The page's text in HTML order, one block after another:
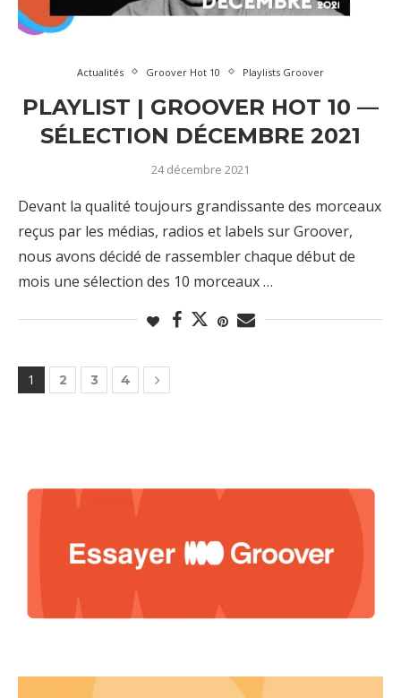
Actualités Groover Hot 10 Playlists Groover
PLAYLIST | GROOVER HOT 10 —
SÉLECTION DÉCEMBRE 2021
24 décembre 2021
Devant la qualité toujours grandissante des morceaux
reçus par les médias, radios et labels sur Groover,
nous avons décidé de rassembler chaque début de
mois une sélection des 10 morceaux …
1 2 3 4